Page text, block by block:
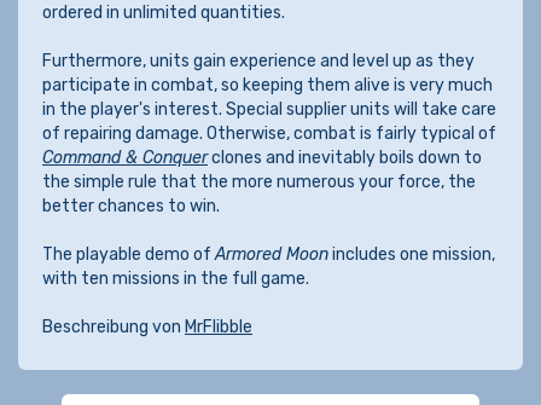
ordered in unlimited quantities.
Furthermore, units gain experience and level up as they
participate in combat, so keeping them alive is very much
in the player's interest. Special supplier units will take care
of repairing damage. Otherwise, combat is fairly typical of
Command & Conquerclones and inevitably boils down to
the simple rule that the more numerous your force, the
better chances to win.
The playable demo ofArmored Moonincludes one mission,
with ten missions in the full game.
Beschreibung von MrFlibble